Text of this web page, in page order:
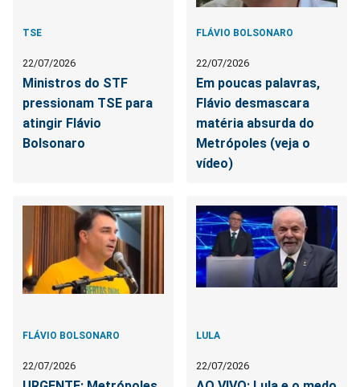
TSE
22/07/2026
Ministros do STF
pressionam TSE para
atingir Flávio
Bolsonaro
FLÁVIO BOLSONARO
22/07/2026
Em poucas palavras,
Flávio desmascara
matéria absurda do
Metrópoles (veja o
vídeo)
FLÁVIO BOLSONARO
22/07/2026
LULA
22/07/2026